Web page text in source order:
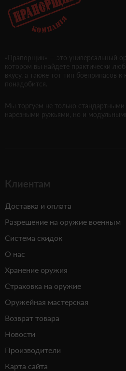
«Прапорщик» — это универсальный
котором вы найдете практически
вкусу, а также тот тип боеприпасов
понадобится.
Мы торгуем не только
нарезными ружьями, но и
Клиентам
Доставка и оплата
Разрешение на оружие военным
Система скидок
О нас
Хранение оружия
Страховка на оружие
Оружейная мастерская
Возврат товара
Новости
Производители
Карта сайта